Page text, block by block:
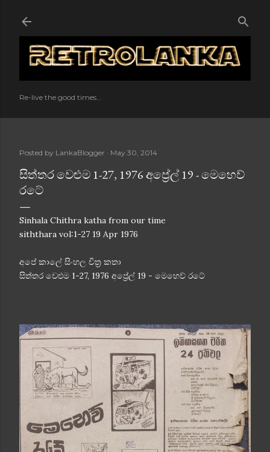
Re-live the good times...
Posted by LankaBlogger May 30, 2014
සිත්තර වෙළුම 1-27, 1976 අප්‍රේල් 19 - මෙහෙව්
රටේ
Sinhala Chithra katha from our time
siththara vol:1-27 19 Apr 1976
අපේ කාලේ සිංහල චිත්‍ර කතා
සිත්තර වෙළුම 1-27, 1976 අප්‍රේල් 19 - මෙහෙව් රටේ